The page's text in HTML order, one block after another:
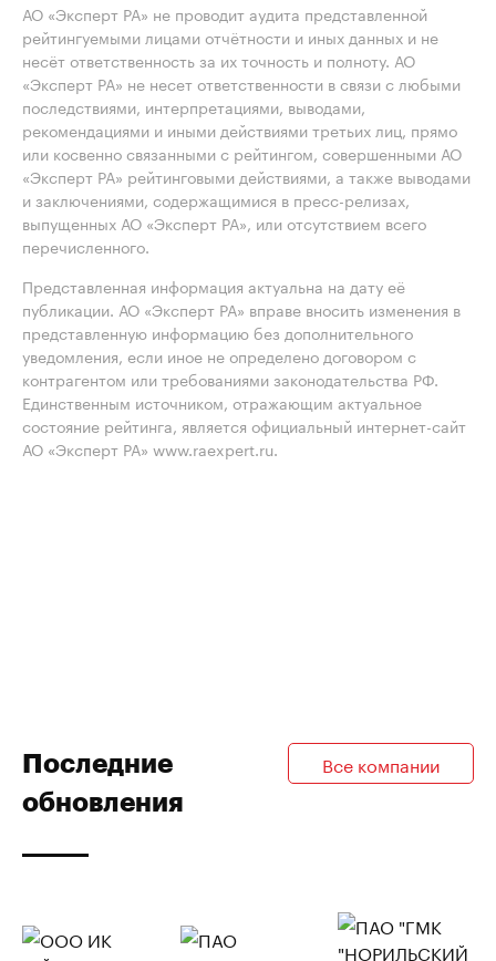
АО «Эксперт РА» не проводит аудита представленной
рейтингуемыми лицами отчётности и иных данных и не
несёт ответственность за их точность и полноту. АО
«Эксперт РА» не несет ответственности в связи с любыми
последствиями, интерпретациями, выводами,
рекомендациями и иными действиями третьих лиц, прямо
или косвенно связанными с рейтингом, совершенными АО
«Эксперт РА» рейтинговыми действиями, а также выводами
и заключениями, содержащимися в пресс-релизах,
выпущенных АО «Эксперт РА», или отсутствием всего
перечисленного.
Представленная информация актуальна на дату её
публикации. АО «Эксперт РА» вправе вносить изменения в
представленную информацию без дополнительного
уведомления, если иное не определено договором с
контрагентом или требованиями законодательства РФ.
Единственным источником, отражающим актуальное
состояние рейтинга, является официальный интернет-сайт
АО «Эксперт РА» www.raexpert.ru.
Последние
обновления
Все компании